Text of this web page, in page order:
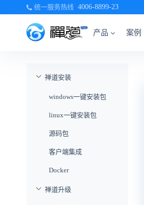
统一服务热线 4006-8899-23
产品 案例
禅道安装
windows一键安装包
linux一键安装包
源码包
客户端集成
Docker
禅道升级